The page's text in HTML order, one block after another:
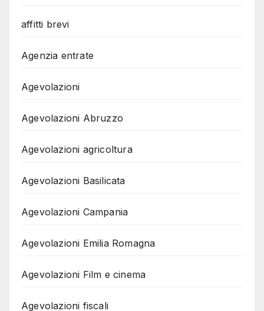
affitti brevi
Agenzia entrate
Agevolazioni
Agevolazioni Abruzzo
Agevolazioni agricoltura
Agevolazioni Basilicata
Agevolazioni Campania
Agevolazioni Emilia Romagna
Agevolazioni Film e cinema
Agevolazioni fiscali